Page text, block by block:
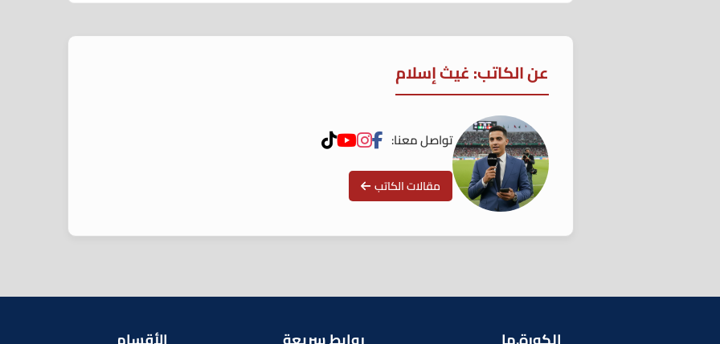
عن الكاتب: غيث إسلام
تواصل معنا:
مقالات الكاتب